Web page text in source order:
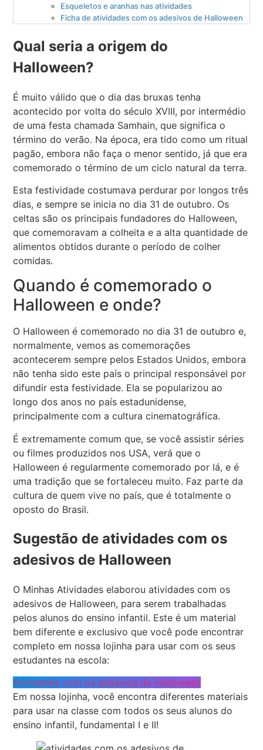
Esqueletos e aranhas nas atividades
Ficha de atividades com os adesivos de Halloween
Qual seria a origem do
Halloween?
É muito válido que o dia das bruxas tenha
acontecido por volta do século XVIII, por intermédio
de uma festa chamada Samhain, que significa o
término do verão. Na época, era tido como um ritual
pagão, embora não faça o menor sentido, já que era
comemorado o término de um ciclo natural da terra.
Esta festividade costumava perdurar por longos três
dias, e sempre se inicia no dia 31 de outubro. Os
celtas são os principais fundadores do Halloween,
que comemoravam a colheita e a alta quantidade de
alimentos obtidos durante o período de colher
comidas.
Quando é comemorado o
Halloween e onde?
O Halloween é comemorado no dia 31 de outubro e,
normalmente, vemos as comemorações
acontecerem sempre pelos Estados Unidos, embora
não tenha sido este país o principal responsável por
difundir esta festividade. Ela se popularizou ao
longo dos anos no país estadunidense,
principalmente com a cultura cinematográfica.
É extremamente comum que, se você assistir séries
ou filmes produzidos nos USA, verá que o
Halloween é regularmente comemorado por lá, e é
uma tradição que se fortaleceu muito. Faz parte da
cultura de quem vive no país, que é totalmente o
oposto do Brasil.
Sugestão de atividades com os
adesivos de Halloween
O Minhas Atividades elaborou atividades com os
adesivos de Halloween, para serem trabalhadas
pelos alunos do ensino infantil. Este é um material
bem diferente e exclusivo que você pode encontrar
completo em nossa lojinha para usar com os seus
estudantes na escola:
Atividades com os adesivos de Halloween
Em nossa lojinha, você encontra diferentes materiais
para usar na classe com todos os seus alunos do
ensino infantil, fundamental I e II!